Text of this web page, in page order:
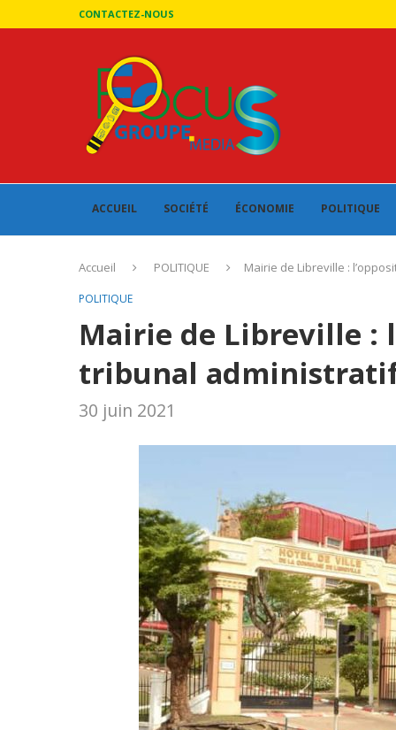
CONTACTEZ-NOUS
ACCUEIL SOCIÉTÉ ÉCONOMIE POLITIQUE
Accueil POLITIQUE Mairie de Libreville :
POLITIQUE
Mairie de Libreville :
tribunal
30 juin 2021